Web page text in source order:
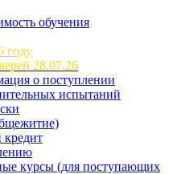
обучения
году
28.07.26
о поступлении
испытаний
кредит
курсы (для поступающих